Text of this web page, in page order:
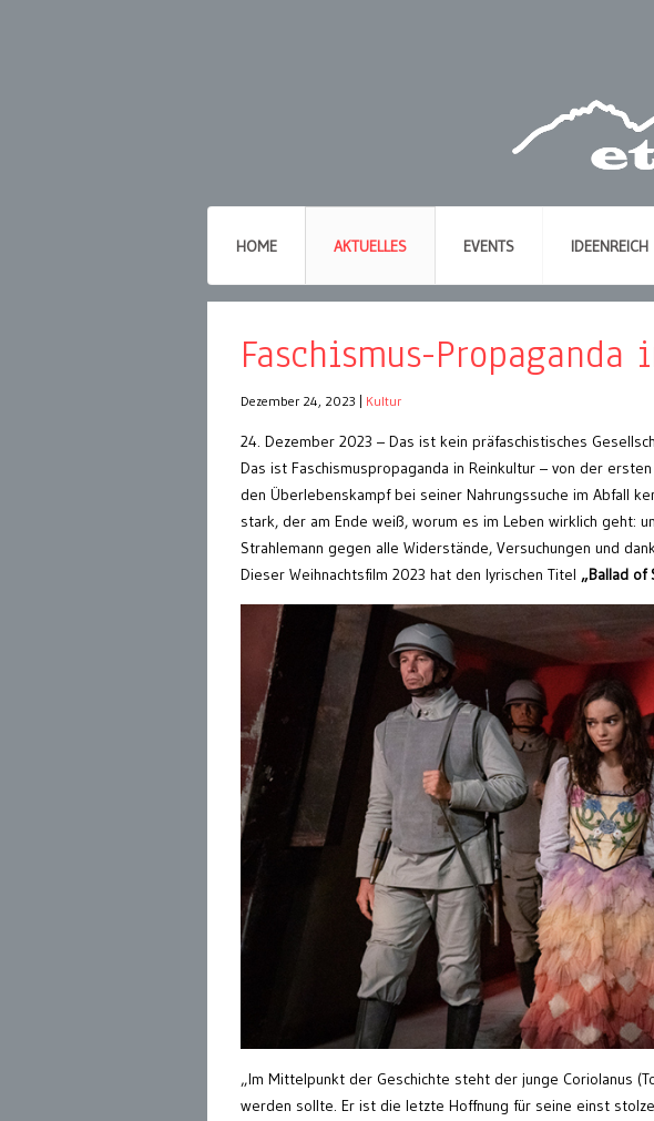
HOME AKTUELLES EVENTS IDEENREICH
Faschismus-Propaganda
Dezember 24, 2023 Kultur
24. Dezember 2023 – Das ist kein präfaschistisches
Das ist Faschismuspropaganda in Reinkultur – von der
den Überlebenskampf bei seiner Nahrungssuche im Abfall
stark, der am Ende weiß, worum es im Leben wirklich geht:
Strahlemann gegen alle Widerstände, Versuchungen und
Dieser Weihnachtsfilm 2023 hat den lyrischen Titel „Ballad of
„Im Mittelpunkt der Geschichte steht der junge Coriolanus
werden sollte. Er ist die letzte Hoffnung für seine einst